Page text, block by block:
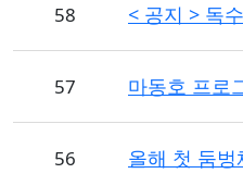
58 < 공지 > 독
57 마동호 프로
56 올해 첫 둠벙